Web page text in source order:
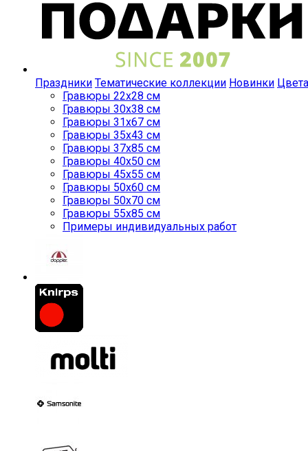
Праздники Тематические коллекции Новинки Цвета
Гравюры 22x28 см
Гравюры 30x38 см
Гравюры 31x67 см
Гравюры 35x43 см
Гравюры 37x85 см
Гравюры 40x50 см
Гравюры 45x55 см
Гравюры 50x60 см
Гравюры 50x70 см
Гравюры 55x85 см
Примеры индивидуальных работ